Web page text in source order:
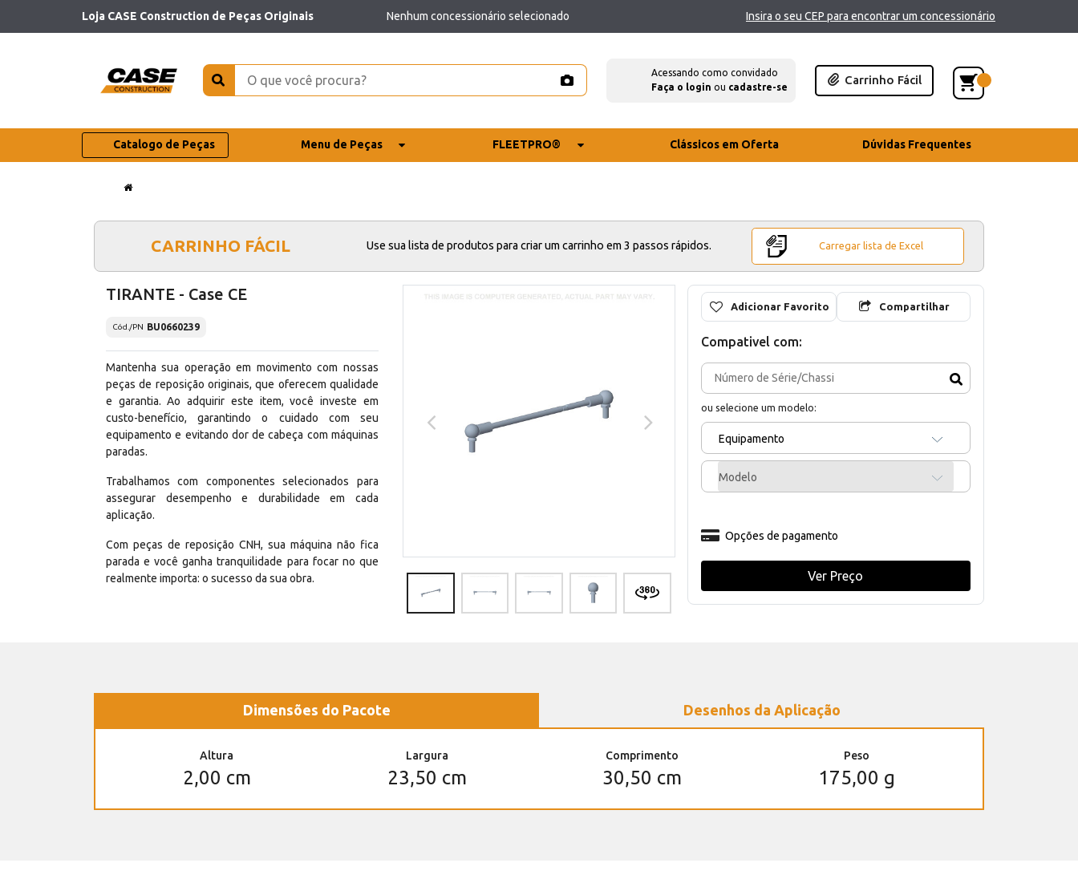
Loja CASE Construction de Peças Originais Nenhum concessionário selecionado Insira o seu CEP para encontrar um concessionário
Acessando como convidado
Faça o login ou cadastre-se
Carrinho Fácil
Catalogo de Peças Menu de Peças FLEETPRO® Clássicos em Oferta Dúvidas Frequentes
CARRINHO FÁCIL Use sua lista de produtos para criar um carrinho em 3 passos rápidos. Carregar lista de Excel
TIRANTE - Case CE
Cód./PN BU0660239
Mantenha sua operação em movimento com nossas
peças de reposição originais, que oferecem qualidade
e garantia. Ao adquirir este item, você investe em
custo-benefício, garantindo o cuidado com seu
equipamento e evitando dor de cabeça com máquinas
paradas.
Trabalhamos com componentes selecionados para
assegurar desempenho e durabilidade em cada
aplicação.
Com peças de reposição CNH, sua máquina não fica
parada e você ganha tranquilidade para focar no que
realmente importa: o sucesso da sua obra.
Adicionar Favorito Compartilhar
Compativel com:
ou selecione um modelo:
Equipamento
Modelo
Opções de pagamento
Ver Preço
Dimensões do Pacote Desenhos da Aplicação
Altura
2,00 cm
Largura
23,50 cm
Comprimento
30,50 cm
Peso
175,00 g